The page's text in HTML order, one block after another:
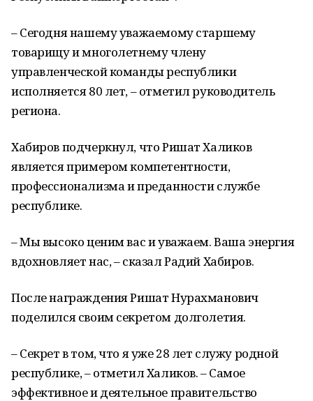
– Сегодня нашему уважаемому старшему
товарищу и многолетнему члену
управленческой команды республики
исполняется 80 лет, – отметил руководитель
региона.
Хабиров подчеркнул, что Ришат Халиков
является примером компетентности,
профессионализма и преданности службе
республике.
– Мы высоко ценим вас и уважаем. Ваша энергия
вдохновляет нас, – сказал Радий Хабиров.
После награждения Ришат Нурахманович
поделился своим секретом долголетия.
– Секрет в том, что я уже 28 лет служу родной
республике, – отметил Халиков. – Самое
эффективное и деятельное правительство